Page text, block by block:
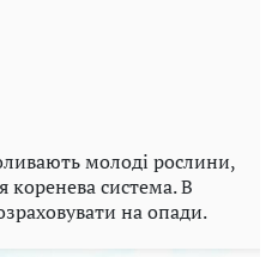
молоді рослини,
коренева система. В
на опади.